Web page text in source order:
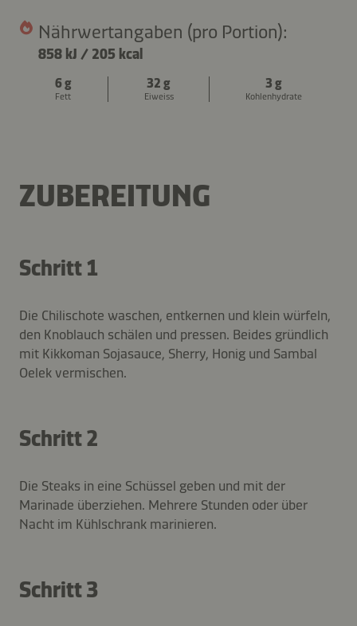
Nährwertangaben (pro Portion):
858 kJ / 205 kcal
6 g
Fett
32 g
Eiweiss
3 g
Kohlenhydrate
ZUBEREITUNG
Schritt 1
Die Chilischote waschen, entkernen und klein würfeln,
den Knoblauch schälen und pressen. Beides gründlich
mit Kikkoman Sojasauce, Sherry, Honig und Sambal
Oelek vermischen.
Schritt 2
Die Steaks in eine Schüssel geben und mit der
Marinade überziehen. Mehrere Stunden oder über
Nacht im Kühlschrank marinieren.
Schritt 3